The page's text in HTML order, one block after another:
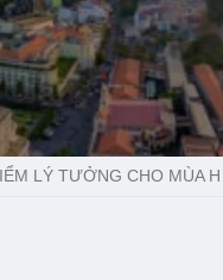
LÝ TƯỞNG CHO MÙA